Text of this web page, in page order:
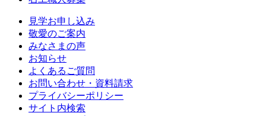
見学お申し込み
敬愛のご案内
みなさまの声
お知らせ
よくあるご質問
お問い合わせ・資料請求
プライバシーポリシー
サイト内検索